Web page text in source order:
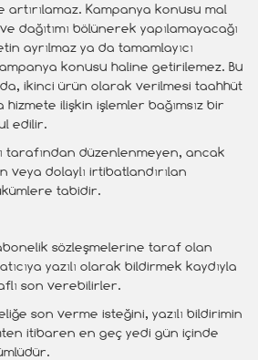
artırılamaz. Kampanya konusu mal
dağıtımı bölünerek yapılamayacağı
ayrılmaz ya da tamamlayıcı
konusu haline getirilemez. Bu
ikinci ürün olarak verilmesi taahhüt
ilişkin işlemler bağımsız bir
edilir.
tarafından düzenlenmeyen, ancak
veya dolaylı irtibatlandırılan
tabidir.
sözleşmelerine taraf olan
yazılı olarak bildirmek kaydıyla
son verebilirler.
son verme isteğini, yazılı bildirimin
itibaren en geç yedi gün içinde